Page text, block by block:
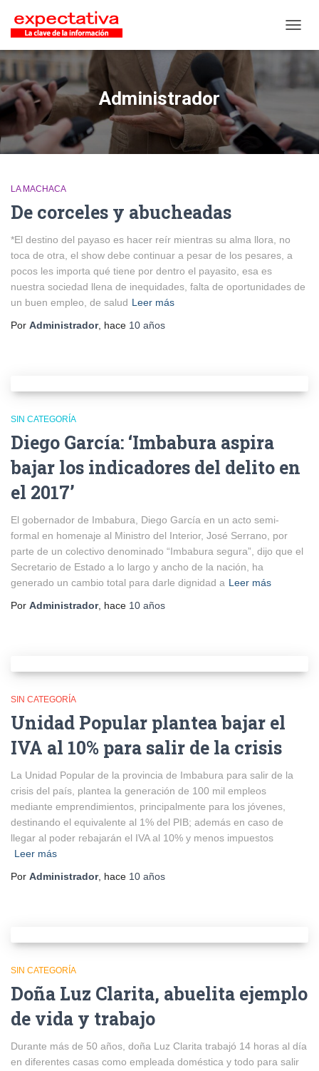
Administrador
LA MACHACA
De corceles y abucheadas
*El destino del payaso es hacer reír mientras su alma llora, no
toca de otra, el show debe continuar a pesar de los pesares, a
pocos les importa qué tiene por dentro el payasito, esa es
nuestra sociedad llena de inequidades, falta de oportunidades de
un buen empleo, de salud Leer más
Por Administrador, hace 10 años
SIN CATEGORÍA
Diego García: ‘Imbabura aspira
bajar los indicadores del delito en
el 2017’
El gobernador de Imbabura, Diego García en un acto semi-
formal en homenaje al Ministro del Interior, José Serrano, por
parte de un colectivo denominado “Imbabura segura”, dijo que el
Secretario de Estado a lo largo y ancho de la nación, ha
generado un cambio total para darle dignidad a Leer más
Por Administrador, hace 10 años
SIN CATEGORÍA
Unidad Popular plantea bajar el
IVA al 10% para salir de la crisis
La Unidad Popular de la provincia de Imbabura para salir de la
crisis del país, plantea la generación de 100 mil empleos
mediante emprendimientos, principalmente para los jóvenes,
destinando el equivalente al 1% del PIB; además en caso de
llegar al poder rebajarán el IVA al 10% y menos impuestos
Leer más
Por Administrador, hace 10 años
SIN CATEGORÍA
Doña Luz Clarita, abuelita ejemplo
de vida y trabajo
Durante más de 50 años, doña Luz Clarita trabajó 14 horas al día
en diferentes casas como empleada doméstica y todo para salir